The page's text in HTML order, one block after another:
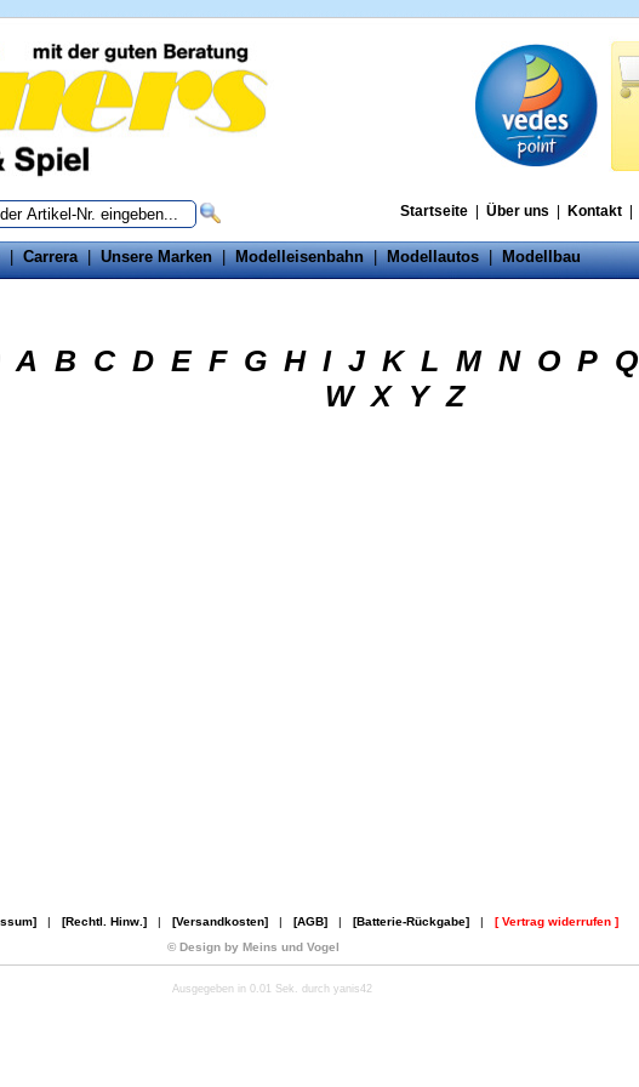
Startseite| Über uns Kontakt|
|Carrera|Unsere Marken|Modelleisenbahn|Modellautos|Modellbau
A B C D E F G H I J K L M N O P Q
W X Y Z
| [Rechtl. Hinw.]| [Versandkosten]| [AGB]| [Batterie-Rückgabe]| [ Vertrag widerrufen ]
© Design by Meins und Vogel
Ausgegeben in 0.01 Sek. durch yanis42